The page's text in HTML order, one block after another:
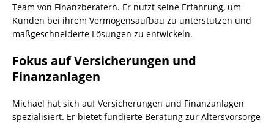
Team von Finanzberatern. Er nutzt seine Erfahrung, um
Kunden bei ihrem Vermögensaufbau zu unterstützen und
maßgeschneiderte Lösungen zu entwickeln.
Fokus auf Versicherungen und
Finanzanlagen
Michael hat sich auf Versicherungen und Finanzanlagen
spezialisiert. Er bietet fundierte Beratung zur Altersvorsorge